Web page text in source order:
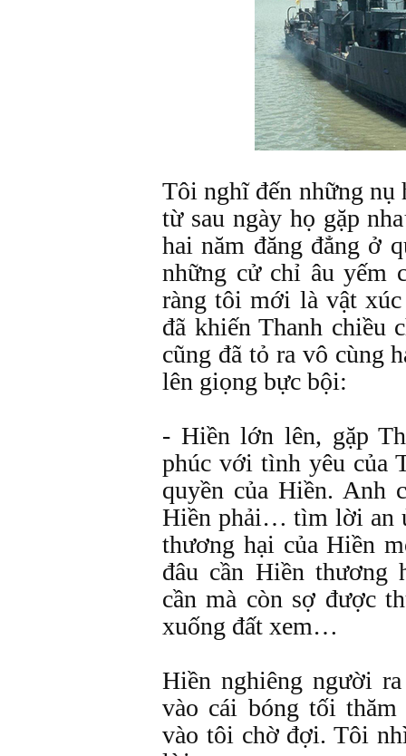
Tôi nghĩ đến những nụ
từ sau ngày họ gặp
hai năm đăng đẳng ở
những cử chỉ âu yếm
ràng tôi mới là vật
đã khiến Thanh chiều
cũng đã tỏ ra vô cùng
lên giọng bực bội:
- Hiền lớn lên, gặp
phúc với tình yêu của
quyền của Hiền. Anh
Hiền phải… tìm lời an
thương hại của Hiền
đâu cần Hiền thương
cần mà còn sợ được
xuống đất xem…
Hiền nghiêng người
vào cái bóng tối
vào tôi chờ đợi. Tôi